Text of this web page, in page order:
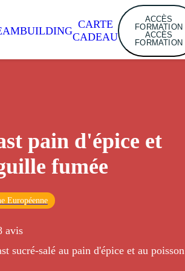
CARTE
CADEAU
ACCÈS
FORMATION
ACCÈS
FORMATION
pain d'épice et
fumée
Européenne
avis
sucré-salé au pain d'épice et au poisson